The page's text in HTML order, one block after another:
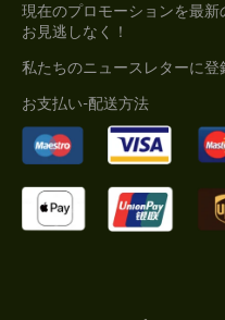
現在のプロモーションを最
お見逃しなく！
私たちのニュースレターに登
お支払い-配送方法